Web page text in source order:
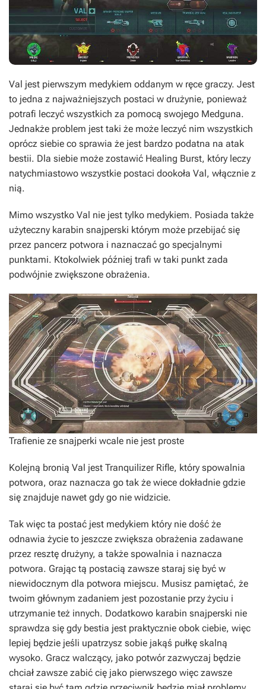
Val jest pierwszym medykiem oddanym w ręce graczy. Jest
to jedna z najważniejszych postaci w drużynie, ponieważ
potrafi leczyć wszystkich za pomocą swojego Medguna.
Jednakże problem jest taki że może leczyć nim wszystkich
oprócz siebie co sprawia że jest bardzo podatna na atak
bestii. Dla siebie może zostawić Healing Burst, który leczy
natychmiastowo wszystkie postaci dookoła Val, włącznie z
nią.
Mimo wszystko Val nie jest tylko medykiem. Posiada także
użyteczny karabin snajperski którym może przebijać się
przez pancerz potwora i naznaczać go specjalnymi
punktami. Ktokolwiek później trafi w taki punkt zada
podwójnie zwiększone obrażenia.
Trafienie ze snajperki wcale nie jest proste
Kolejną bronią Val jest Tranquilizer Rifle, który spowalnia
potwora, oraz naznacza go tak że wiece dokładnie gdzie
się znajduje nawet gdy go nie widzicie.
Tak więc ta postać jest medykiem który nie dość że
odnawia życie to jeszcze zwiększa obrażenia zadawane
przez resztę drużyny, a także spowalnia i naznacza
potwora. Grając tą postacią zawsze staraj się być w
niewidocznym dla potwora miejscu. Musisz pamiętać, że
twoim głównym zadaniem jest pozostanie przy życiu i
utrzymanie też innych. Dodatkowo karabin snajperski nie
sprawdza się gdy bestia jest praktycznie obok ciebie, więc
lepiej będzie jeśli upatrzysz sobie jakąś pułkę skalną
wysoko. Gracz walczący, jako potwór zazwyczaj będzie
chciał zawsze zabić cię jako pierwszego więc zawsze